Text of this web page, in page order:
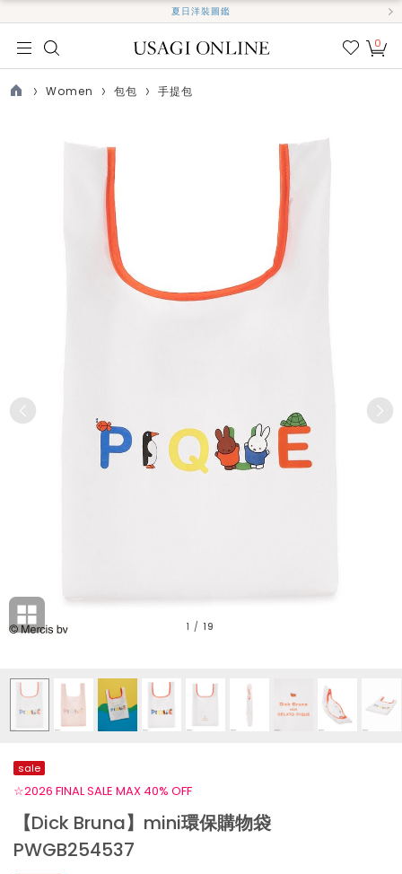
夏日洋裝圖鑑
我的
0
Women 包包 手提包
1 / 19
sale
☆2026 FINAL SALE MAX 40% OFF
【Dick Bruna】mini環保購物袋
PWGB254537